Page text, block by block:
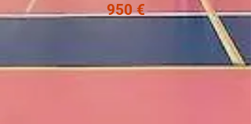
950 €